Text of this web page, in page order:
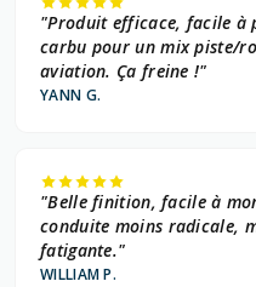
"Produit efficace, facile à
carbu pour un mix piste/
aviation. Ça freine !"
YANN G.
"Belle finition, facile à
conduite moins radicale,
fatigante."
WILLIAM P.